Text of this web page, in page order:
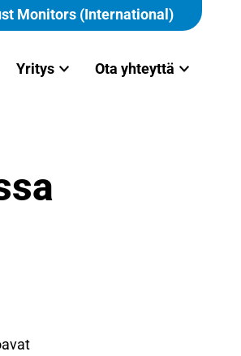
Monitors (International)
Yritys Ota yhteyttä